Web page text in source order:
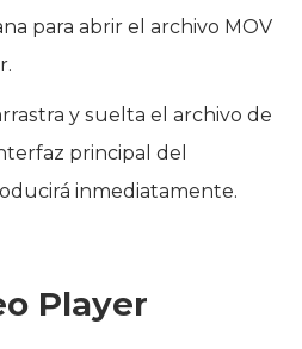
para abrir el archivo MOV
y suelta el archivo de
principal del
inmediatamente.
Player